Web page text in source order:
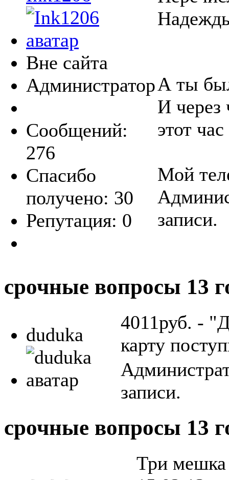
Вне сайта
Администратор
Сообщений:
276
Спасибо
получено: 30
Репутация: 0
А ты
И через
этот
Мой
записи.
срочные вопросы 13
duduka
4011руб. -
карту
записи.
срочные вопросы 13
Три мешка